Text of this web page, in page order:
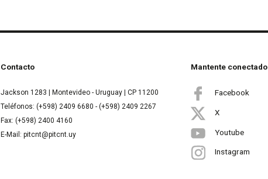
Contacto
Jackson 1283 | Montevideo - Uruguay | CP 11200
Teléfonos: (+598) 2409 6680 - (+598) 2409 2267
Fax: (+598) 2400 4160
E-Mail: pitcnt@pitcnt.uy
Mantente conectado
Facebook
X
Youtube
Instagram